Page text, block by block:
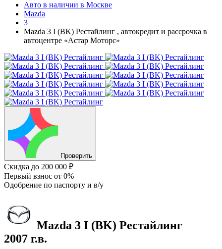
Авто в наличии в Москве
Mazda
3
Mazda 3 I (BK) Рестайлинг , автокредит и рассрочка в
автоцентре «Астар Моторс»
Проверить
Скидка до 200 000 ₽
Первый взнос от 0%
Одобрение по паспорту и в/у
Mazda 3 I (BK) Рестайлинг
2007 г.в.